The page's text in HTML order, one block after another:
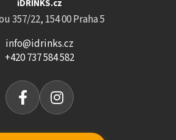
iDRINKS.cz
357/22, 154 00 Praha 5
info@idrinks.cz
+420 737 584 582